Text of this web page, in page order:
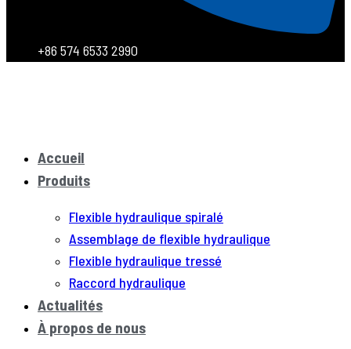
+86 574 6533 2990
Accueil
Produits
Flexible hydraulique spiralé
Assemblage de flexible hydraulique
Flexible hydraulique tressé
Raccord hydraulique
Actualités
À propos de nous